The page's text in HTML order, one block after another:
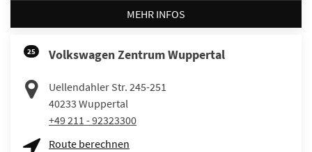
MEHR INFOS
25 Volkswagen Zentrum Wuppertal
Uellendahler Str. 245-251
40233 Wuppertal
+49 211 - 92323300
Route berechnen